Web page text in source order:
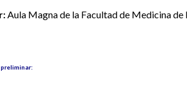
Aula Magna de la Facultad de Medicina